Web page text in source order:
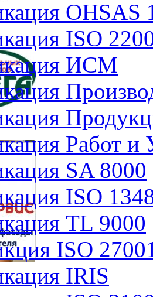
OHSAS
ISO
ИСМ
Работ и
SA 8000
ISO
TL 9000
ISO
IRIS